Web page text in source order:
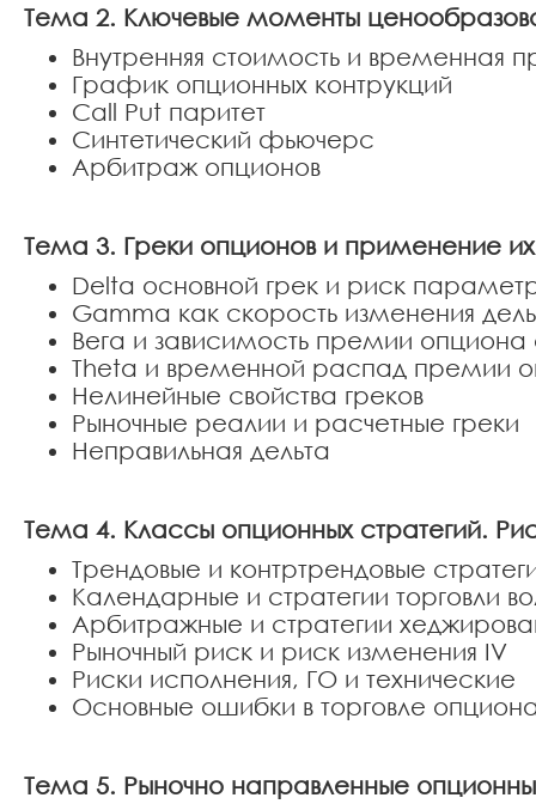
Тема 2. Ключевые моменты
Внутренняя стоимость и временная
График опционных контрукций
Call Put паритет
Синтетический фьючерс
Арбитраж опционов
Тема 3. Греки опционов и применение их
Delta основной грек и риск
Gamma как скорость изменения
Вега и зависимость премии опциона
Theta и временной распад премии
Нелинейные свойства греков
Рыночные реалии и расчетные греки
Неправильная дельта
Тема 4. Классы опционных стратегий.
Трендовые и контртрендовые
Календарные и стратегии торговли
Арбитражные и стратегии
Рыночный риск и риск изменения IV
Риски исполнения, ГО и технические
Основные ошибки в торговле
Тема 5. Рыночно направленные